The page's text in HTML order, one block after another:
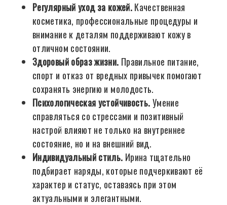
Регулярный уход за кожей.Качественная
косметика, профессиональные процедуры и
внимание к деталям поддерживают кожу в
отличном состоянии.
Здоровый образ жизни. Правильное питание,
спорт и отказ от вредных привычек помогают
сохранять энергию и молодость.
Психологическая устойчивость.Умение
справляться со стрессами и позитивный
настрой влияют не только на внутреннее
состояние, но и на внешний вид.
Индивидуальный стиль. Ирина тщательно
подбирает наряды, которые подчеркивают её
характер и статус, оставаясь при этом
актуальными и элегантными.